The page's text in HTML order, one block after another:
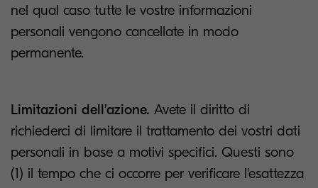
nel qual caso tutte le vostre informazioni
personali vengono cancellate in modo
permanente.
Limitazioni dell’azione. Avete il diritto di
richiederci di limitare il trattamento dei vostri dati
personali in base a motivi specifici. Questi sono
(1) il tempo che ci occorre per verificare l'esattezza